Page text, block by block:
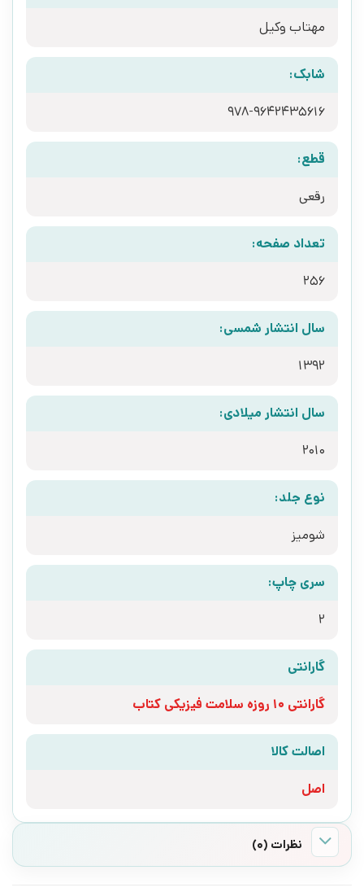
مهتاب وکیل
شابک:
978-9642435616
قطع:
رقعی
تعداد صفحه:
256
سال انتشار شمسی:
1392
سال انتشار میلادی:
2010
نوع جلد:
شومیز
سری چاپ:
2
گارانتی
گارانتی 10 روزه سلامت فیزیکی کتاب
اصالت کالا
اصل
نظرات (0)